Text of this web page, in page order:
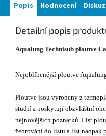
Popis Hodnocení
Detailní popis
Aqualung Technisub ploutve
Nejoblíbenější ploutve
Ploutve jsou vyrobeny z
studií a poskytují obzvláštní
nejnovějších poznatků. List
žebrování do listu a list naopak